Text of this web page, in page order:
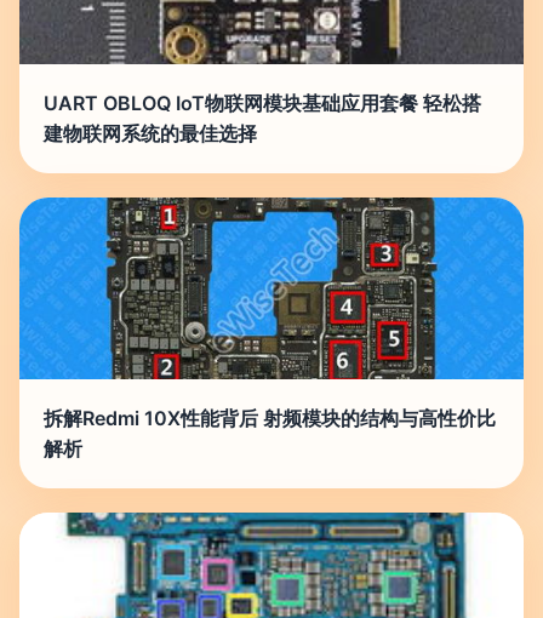
UART OBLOQ IoT物联网模块基础应用套餐 轻松搭
建物联网系统的最佳选择
拆解Redmi 10X性能背后 射频模块的结构与高性价比
解析